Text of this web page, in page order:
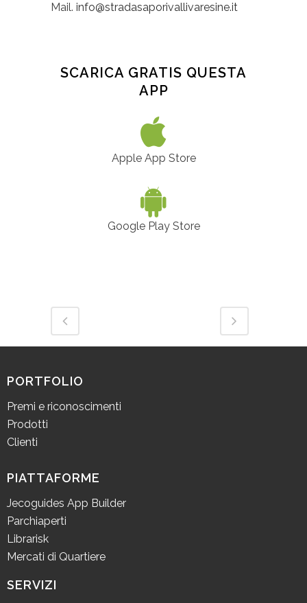
Mail. info@stradasaporivallivaresine.it
SCARICA GRATIS QUESTA
APP
Apple App Store
Google Play Store
PORTFOLIO
Premi e riconoscimenti
Prodotti
Clienti
PIATTAFORME
Jecoguides App Builder
Parchiaperti
Librarisk
Mercati di Quartiere
SERVIZI